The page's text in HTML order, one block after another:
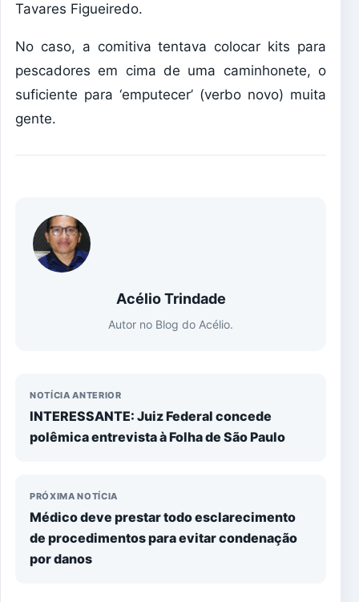
Tavares Figueiredo.
No caso, a comitiva tentava colocar kits para
pescadores em cima de uma caminhonete, o
suficiente para ‘emputecer’ (verbo novo) muita
gente.
Acélio Trindade
Autor no Blog do Acélio.
NOTÍCIA ANTERIOR
INTERESSANTE: Juiz Federal concede
polêmica entrevista à Folha de São Paulo
PRÓXIMA NOTÍCIA
Médico deve prestar todo esclarecimento
de procedimentos para evitar condenação
por danos